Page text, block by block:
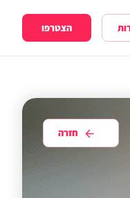
הצטרפו
חזרה